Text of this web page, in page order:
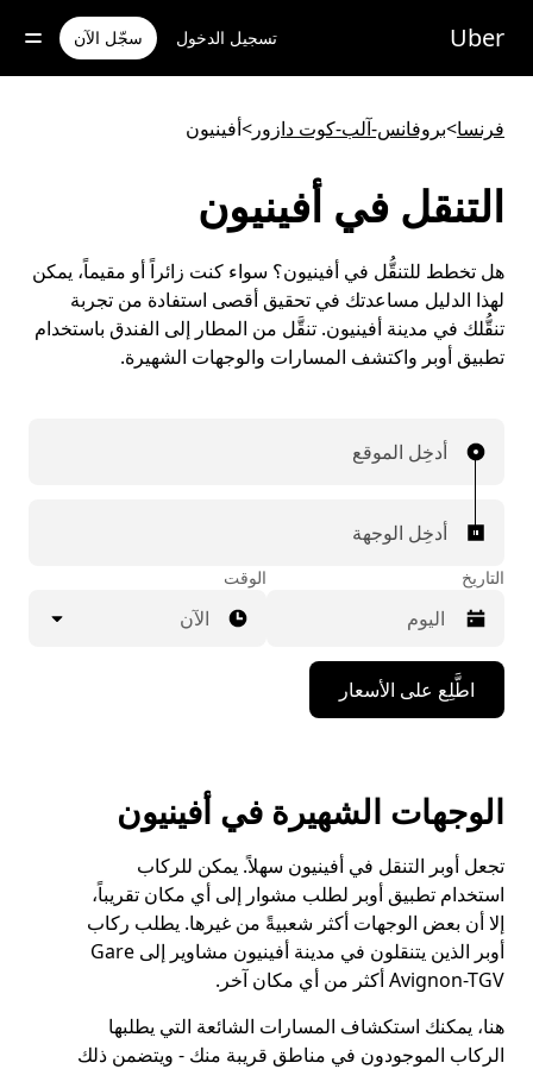
للوصول
المحتوى
Uber تسجيل الدخول سجّل الآن
فرنسا>بروفانس-آلب-كوت دازور >أفينيون
التنقل في أفينيون
هل تخطط للتنقُّل في أفينيون؟ سواء كنت زائراً أو مقيماً، يمكن
لهذا الدليل مساعدتك في تحقيق أقصى استفادة من تجربة
تنقُّلك في مدينة أفينيون. تنقَّل من المطار إلى الفندق باستخدام
تطبيق أوبر واكتشف المسارات والوجهات الشهيرة.
أدخِل الموقع
أدخِل الوجهة
التاريخ
اضغط
على
مفتاح
لاستخدام
التقويم
واختيار
التاريخ.
اضغط
على
زر
الخروج
لإغلاق
التقويم.
الوقت
الآن
اطَّلِع على الأسعار
الوجهات الشهيرة في أفينيون
تجعل أوبر التنقل في أفينيون سهلاً. يمكن للركاب
استخدام تطبيق أوبر لطلب مشوار إلى أي مكان تقريباً،
إلا أن بعض الوجهات أكثر شعبيةً من غيرها. يطلب ركاب
أوبر الذين يتنقلون في مدينة أفينيون مشاوير إلى Gare
Avignon-TGV أكثر من أي مكان آخر.
هنا، يمكنك استكشاف المسارات الشائعة التي يطلبها
الركاب الموجودون في مناطق قريبة منك - ويتضمن ذلك